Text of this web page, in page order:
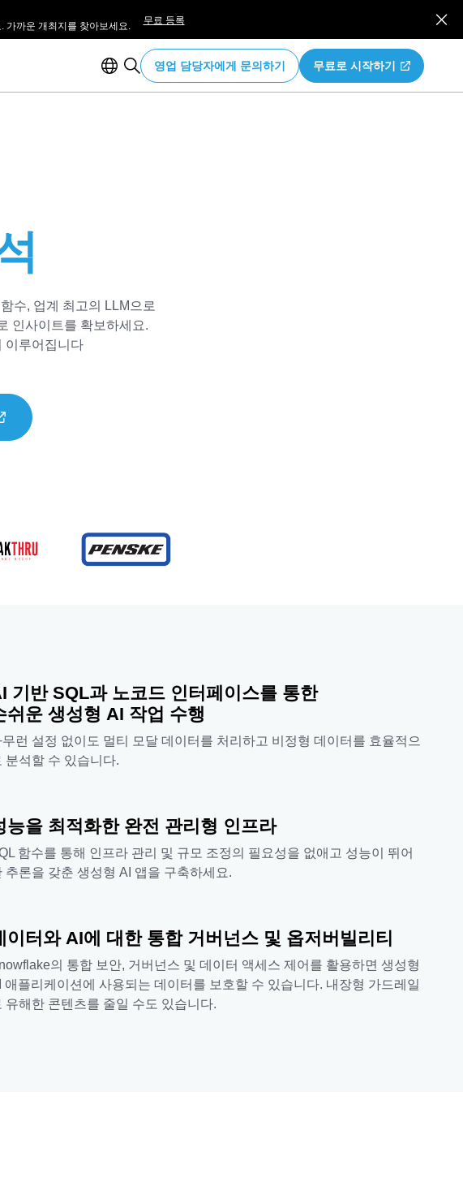
가까운 개최지를 찾아보세요.
무료 등록
영업 담당자에게 문의하기 무료로 시작하기
수, 업계 최고의 LLM으로
인사이트를 확보하세요.
이루어집니다
기반 SQL과 노코드 인터페이스를 통한
쉬운 생성형 AI 작업 수행
무런 설정 없이도 멀티 모달 데이터를 처리하고 비정형 데이터를 효율적으
분석할 수 있습니다.
능을 최적화한 완전 관리형 인프라
함수를 통해 인프라 관리 및 규모 조정의 필요성을 없애고 성능이 뛰어
추론을 갖춘 생성형 AI 앱을 구축하세요.
이터와 AI에 대한 통합 거버넌스 및 옵저버빌리티
의 통합 보안, 거버넌스 및 데이터 액세스 제어를 활용하면 생성형
애플리케이션에 사용되는 데이터를 보호할 수 있습니다. 내장형 가드레일
유해한 콘텐츠를 줄일 수도 있습니다.